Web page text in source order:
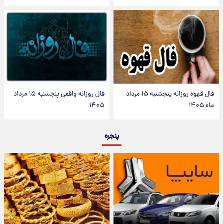
فال قهوه روزانه پنجشنبه ۱۵ مرداد
ماه ۱۴۰۵
فال روزانه واقعی پنجشنبه ۱۵ مرداد
۱۴۰۵
پنجره